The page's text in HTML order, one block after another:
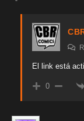
El link está
0